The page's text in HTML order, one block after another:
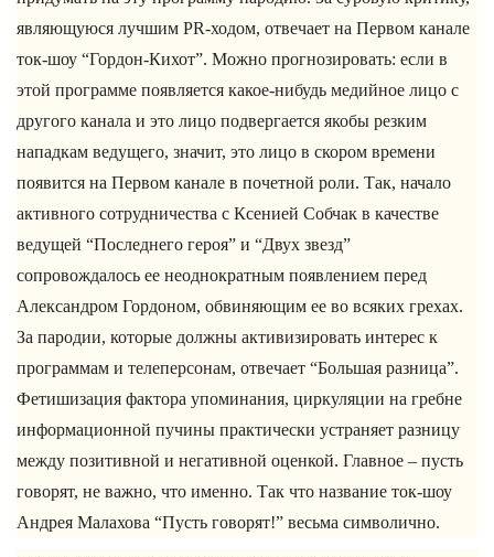
являющуюся лучшим PR-ходом, отвечает на Первом канале
ток-шоу “Гордон-Кихот”. Можно прогнозировать: если в
этой программе появляется какое-нибудь медийное лицо с
другого канала и это лицо подвергается якобы резким
нападкам ведущего, значит, это лицо в скором времени
появится на Первом канале в почетной роли. Так, начало
активного сотрудничества с Ксенией Собчак в качестве
ведущей “Последнего героя” и “Двух звезд”
сопровождалось ее неоднократным появлением перед
Александром Гордоном, обвиняющим ее во всяких грехах.
За пародии, которые должны активизировать интерес к
программам и телеперсонам, отвечает “Большая разница”.
Фетишизация фактора упоминания, циркуляции на гребне
информационной пучины практически устраняет разницу
между позитивной и негативной оценкой. Главное – пусть
говорят, не важно, что именно. Так что название ток-шоу
Андрея Малахова “Пусть говорят!” весьма символично.